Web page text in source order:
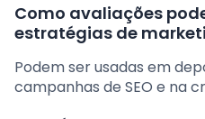
Como avaliações
estratégias de
Podem ser usadas em
campanhas de SEO e na